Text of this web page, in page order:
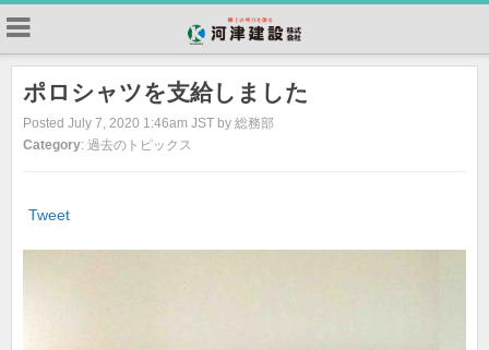
ポロシャツを支給しました
Posted July 7, 2020 1:46am JST by 総務部
Category: 過去のトピックス
Tweet